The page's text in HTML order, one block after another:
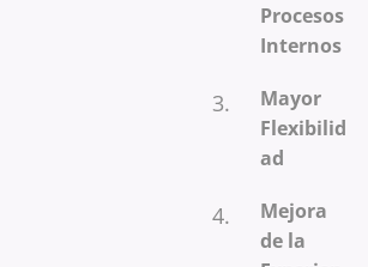
Procesos
Internos
Mayor
Flexibilid
ad
Mejora
de la